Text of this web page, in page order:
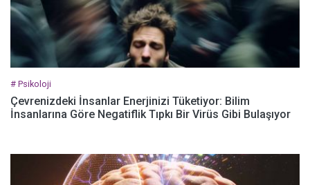
# Psikoloji
Çevrenizdeki İnsanlar Enerjinizi Tüketiyor: Bilim
İnsanlarına Göre Negatiflik Tıpkı Bir Virüs Gibi Bulaşıyor